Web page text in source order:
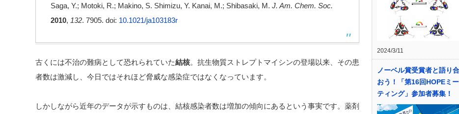
Saga, Y.; Motoki, R.; Makino, S. Shimizu, Y. Kanai, M.; Shibasaki, M. J. Am. Chem. Soc.
2010, 132. 7905. doi: 10.1021/ja103183r
古くには不治の難病として恐れられていた結核。抗生物質ストレプトマイシンの登場以来、その患
者数は激減し、今日ではそれほど脅威な感染症ではなくなっています。
しかしながら近年のデータが示すものは、結核感染者数は増加の傾向にあるという事実です。薬剤
2024/3/11
ノーベル賞受賞者と語り合
おう！「第16回HOPEミー
ティング」参加者募集！